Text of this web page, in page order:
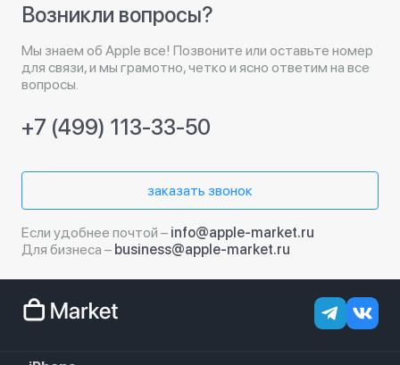
Возникли вопросы?
Мы знаем об Apple все! Позвоните или оставьте номер
для связи, и мы грамотно, четко и ясно ответим на все
вопросы.
+7 (499) 113-33-50
заказать звонок
Если удобнее почтой – info@apple-market.ru
Для бизнеса – business@apple-market.ru